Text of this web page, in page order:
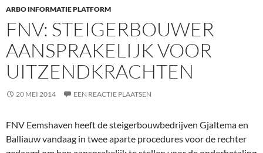
ARBO INFORMATIE PLATFORM
FNV: STEIGERBOUWER
AANSPRAKELIJK VOOR
UITZENDKRACHTEN
20 MEI 2014 EEN REACTIE PLAATSEN
FNV Eemshaven heeft de steigerbouwbedrijven Gjaltema en
Balliauw vandaag in twee aparte procedures voor de rechter